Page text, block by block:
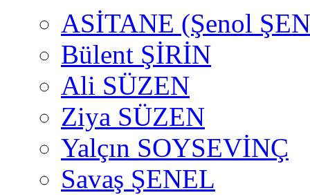
ASİTANE (Şenol
Bülent ŞİRİN
Ali SÜZEN
Ziya SÜZEN
Yalçın SOYSEVİNÇ
Savaş ŞENEL